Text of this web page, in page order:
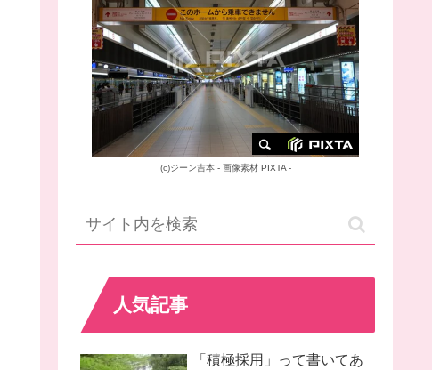
(c)ジーン吉本- 画像素材PIXTA -
人気記事
「積極採用」って書いてあ